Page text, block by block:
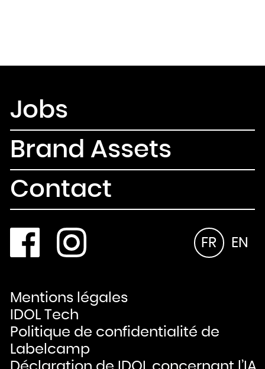
Jobs
Brand Assets
Contact
FR EN
Mentions légales
IDOL Tech
Politique de confidentialité de
Labelcamp